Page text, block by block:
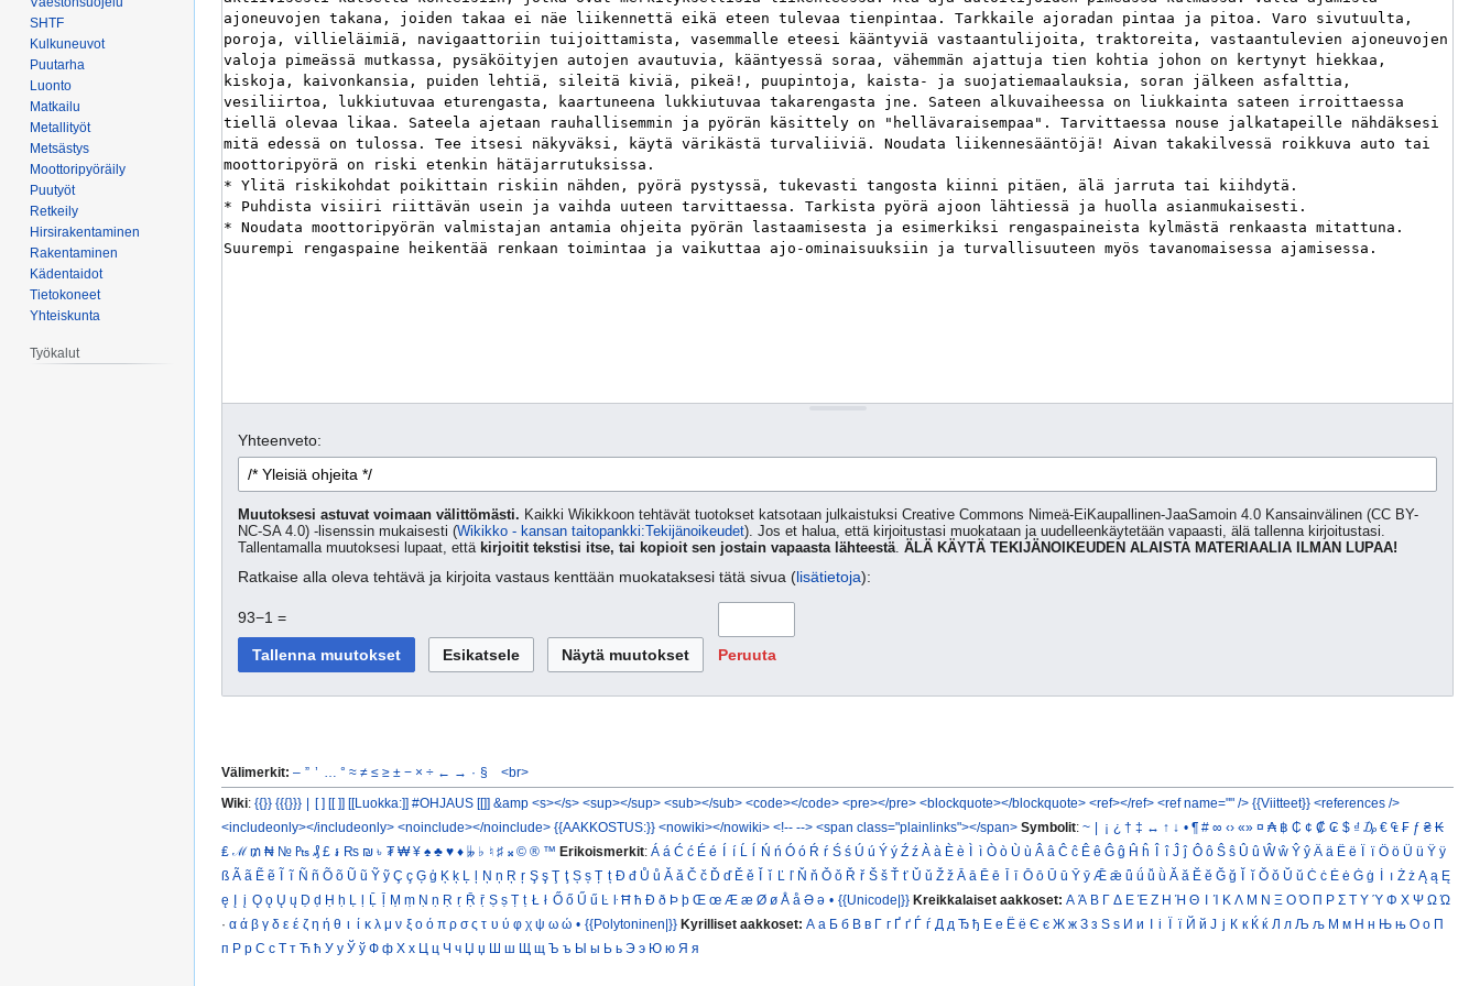
Yhteenveto:
Muutoksesi astuvat voimaan välittömästi. Kaikki Wikikkoon tehtävät tuotokset katsotaan julkaistuksi Creative Commons Nimeä-EiKaupallinen-JaaSamoin 4.0 Kansainvälinen (CC BY-
NC-SA 4.0) -lisenssin mukaisesti (Wikikko - kansan taitopankki:Tekijänoikeudet). Jos et halua, että kirjoitustasi muokataan ja uudelleenkäytetään vapaasti, älä tallenna kirjoitustasi.
Tallentamalla muutoksesi lupaat, että kirjoitit tekstisi itse, tai kopioit sen jostain vapaasta lähteestä. ÄLÄ KÄYTÄ TEKIJÄNOIKEUDEN ALAISTA MATERIAALIA ILMAN LUPAA!
Ratkaise alla oleva tehtävä ja kirjoita vastaus kenttään muokataksesi tätä sivua (lisätietoja):
93−1 =
Peruuta
Välimerkit: – ” ’ ° ≈ ≠ ≤ ≥ ± − × ÷ ← → · § <br>
Wiki: {{}} {{{}}} | [ ] [[ ]] [[Luokka:]] #OHJAUS [[]] &amp <s></s> <sup></sup> <sub></sub> <code></code> <pre></pre> <blockquote></blockquote> <ref></ref> <ref name="" /> {{Viitteet}} <references />
<includeonly></includeonly> <noinclude></noinclude> {{AAKKOSTUS:}} <nowiki></nowiki> <!-- --> <span class="plainlinks"></span> Symbolit: ~ | ¡ ¿ † ‡ ↔ ↑ ↓ • ¶ # ∞ ‹› «» ¤ ₳ ฿ ₵ ¢ ₡ ₢ $ ₫ ₯ € ₠ ₣ ƒ ₴ ₭
₤ ℳ ₥ ₦ № ₧ ₰ £ ៛ ₨ ₪ ৳ ₮ ₩ ¥ ♠ ♣ ♥ ♦ 𝄫 ♭ ♮ ♯ 𝄪 © ® ™ Erikoismerkit:Á á Ć ć É é Í í Ĺ ĺ Ń ń Ó ó Ŕ ŕ Ś ś Ú ú Ý ý Ź ź À à È è Ì ì Ò ò Ù ù Â â Ĉ ĉ Ê ê Ĝ ĝ Ĥ ĥ Î î Ĵ ĵ Ô ô Ŝ ŝ Û û Ŵ ŵ Ŷ ŷ Ä ä Ë ë Ï ï Ö ö Ü ü Ÿ ÿ
ß Ã ã Ẽ ẽ Ĩ ĩ Ñ ñ Õ õ Ũ ũ Ỹ ỹ Ç ç Ģ ģ Ķ ķ Ļ ļ Ņ ņ Ŗ ŗ Ş ş Ţ ţ Ș ș Ț ț Đ đ Ů ů Ǎ ǎ Č č Ď ď Ě ě Ǐ ǐ Ľ ľ Ň ň Ǒ ǒ Ř ř Š š Ť ť Ǔ ǔ Ž ž Ā ā Ē ē Ī ī Ō ō Ū ū Ȳ ȳ Ǣ ǣ ǖ ǘ ǚ ǜ Ă ă Ĕ ĕ Ğ ğ Ĭ ĭ Ŏ ŏ Ŭ ŭ Ċ ċ Ė ė Ġ ġ İ ı Ż ż Ą ą Ę
ę Į į Ǫ ǫ Ų ų Ḍ ḍ Ḥ ḥ Ḷ ḷ Ḹ ḹ Ṃ ṃ Ṇ ṇ Ṛ ṛ Ṝ ṝ Ṣ ṣ Ṭ ṭ Ł ł Ő ő Ű ű Ŀ ŀ Ħ ħ Ð ð Þ þ Œ œ Æ æ Ø ø Å å Ə ə • {{Unicode|}} Kreikkalaiset aakkoset: Α Ά Β Γ Δ Ε Έ Ζ Η Ή Θ Ι Ί Κ Λ Μ Ν Ξ Ο Ό Π Ρ Σ Τ Υ Ύ Φ Χ Ψ Ω Ώ
· α ά β γ δ ε έ ζ η ή θ ι ί κ λ μ ν ξ ο ό π ρ σ ς τ υ ύ φ χ ψ ω ώ • {{Polytoninen|}} Kyrilliset aakkoset: А а Б б В в Г г Ґ ґ Ѓ ѓ Д д Ђ ђ Е е Ё ё Є є Ж ж З з Ѕ ѕ И и І і Ї ї Й й Ј ј К к Ќ ќ Л л Љ љ М м Н н Њ њ О о П
п Р р С с Т т Ћ ћ У у Ў ў Ф ф Х х Ц ц Ч ч Џ џ Ш ш Щ щ Ъ ъ Ы ы Ь ь Э э Ю ю Я я
SHTF
Kulkuneuvot
Puutarha
Luonto
Matkailu
Metallityöt
Metsästys
Moottoripyöräily
Puutyöt
Retkeily
Hirsirakentaminen
Rakentaminen
Kädentaidot
Tietokoneet
Yhteiskunta
Työkalut